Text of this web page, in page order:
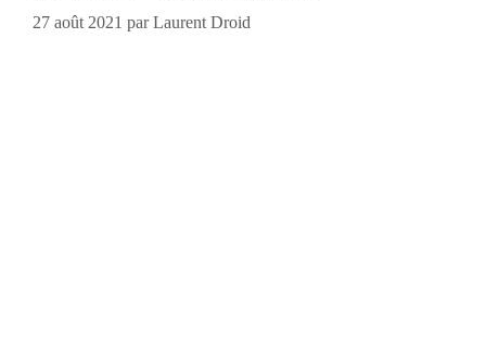
27 août 2021 parLaurent Droid